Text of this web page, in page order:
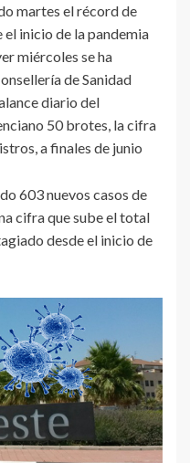
martes el récord de
inicio de la pandemia
miércoles se ha
de Sanidad
diario del
50 brotes, la cifra
a finales de junio
603 nuevos casos de
cifra que sube el total
desde el inicio de